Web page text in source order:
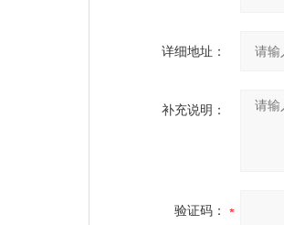
详细地址：
补充说明：
验证码：